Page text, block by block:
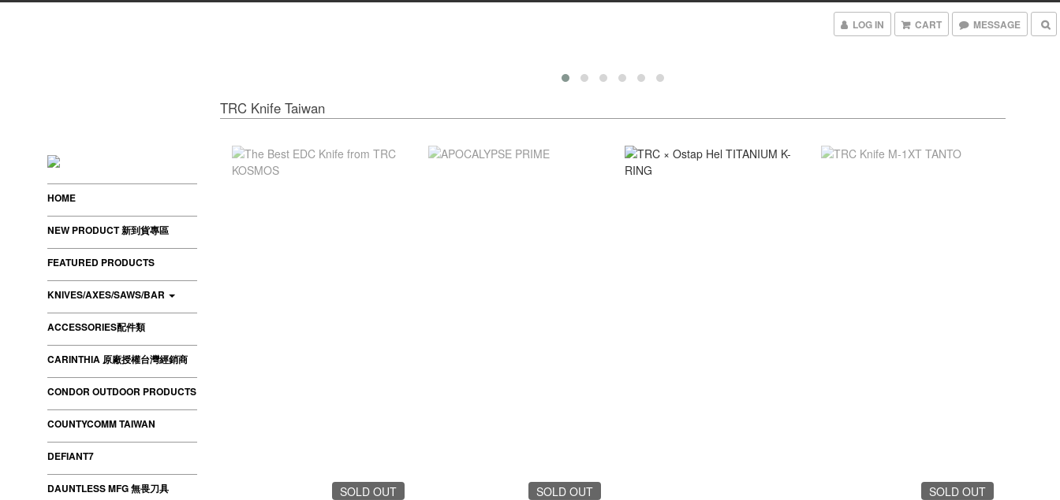
LOG IN CART MESSAGE
HOME
NEW PRODUCT 新到貨專區
FEATURED PRODUCTS
KNIVES/AXES/SAWS/BAR
ACCESSORIES配件類
CARINTHIA 原廠授權台灣經銷商
CONDOR OUTDOOR PRODUCTS
COUNTYCOMM TAIWAN
DEFIANT7
DAUNTLESS MFG 無畏刀具
TRC Knife Taiwan
SOLD OUT SOLD OUT SOLD OUT